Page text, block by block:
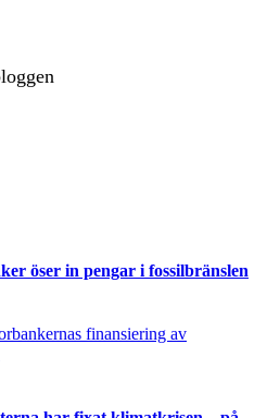
öser in pengar i fossilbränslen
finansiering av